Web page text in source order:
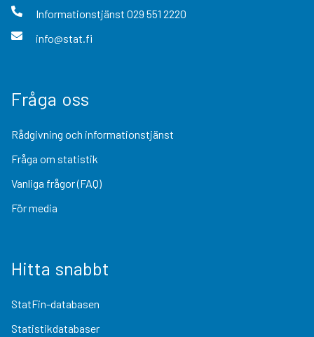
Informationstjänst 029 551 2220
info@stat.fi
Fråga oss
Rådgivning och informationstjänst
Fråga om statistik
Vanliga frågor (FAQ)
För media
Hitta snabbt
StatFin-databasen
Statistikdatabaser